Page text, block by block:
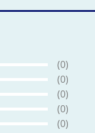
(0)
(0)
(0)
(0)
(0)